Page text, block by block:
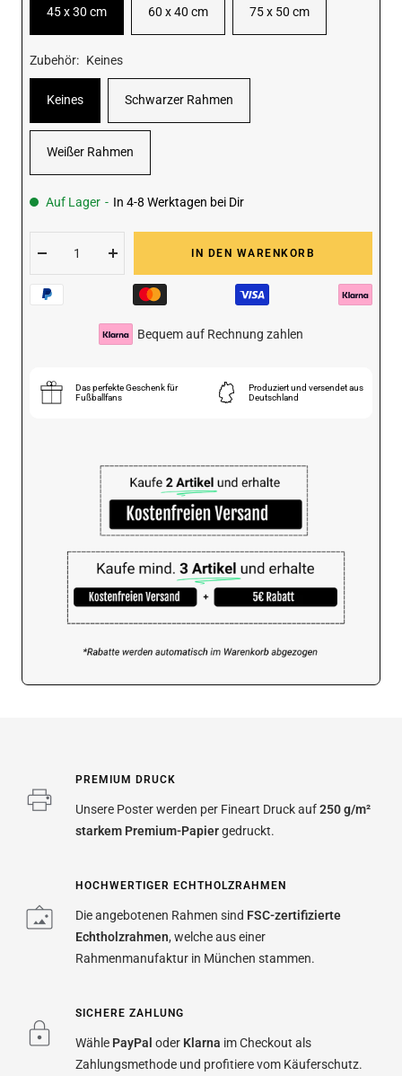
45 x 30 cm 60 x 40 cm 75 x 50 cm
Zubehör: Keines
Keines Schwarzer Rahmen
Weißer Rahmen
Auf Lager - In 4-8 Werktagen bei Dir
verringern
erhöhen
IN DEN WARENKORB
Bequem auf Rechnung zahlen
Das perfekte Geschenk für
Fußballfans
Produziert und versendet aus
Deutschland
PREMIUM DRUCK
Unsere Poster werden per Fineart Druck auf250 g/m²
starkem Premium-Papiergedruckt.
HOCHWERTIGER ECHTHOLZRAHMEN
Die angebotenen Rahmen sind FSC-zertifizierte
Echtholzrahmen, welche aus einer
Rahmenmanufaktur in München stammen.
SICHERE ZAHLUNG
Wähle PayPal oder Klarna im Checkout als
Zahlungsmethode und profitiere vom Käuferschutz.